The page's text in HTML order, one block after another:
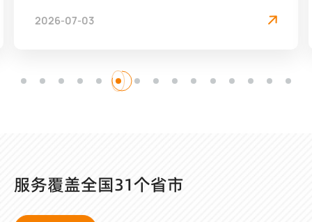
2026-07-03
服务覆盖全国31个省市